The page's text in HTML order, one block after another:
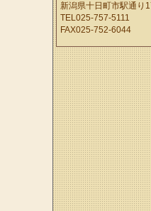
新潟県十日町市駅通り
TEL025-757-5111
FAX025-752-6044